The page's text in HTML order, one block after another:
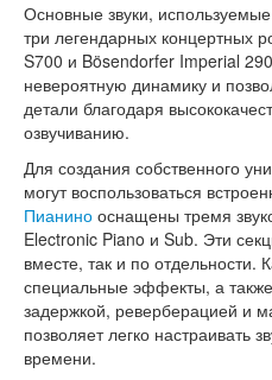
Основные звуки,
три легендарных концертных
S700 и Bösendorfer Imperial
невероятную динамику и
детали благодаря
озвучиванию.
Для создания собственного
могут воспользоваться
Пианино оснащены тремя
Electronic Piano и Sub. Эти
вместе, так и по отдельности.
специальные эффекты, а
задержкой, реверберацией и
позволяет легко настраивать
времени.